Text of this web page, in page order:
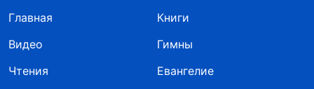
Главная
Книги
Видео
Гимны
Чтения
Евангелие